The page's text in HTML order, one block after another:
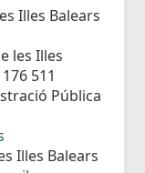
Illes Balears
les Illes
511
Pública
Illes Balears